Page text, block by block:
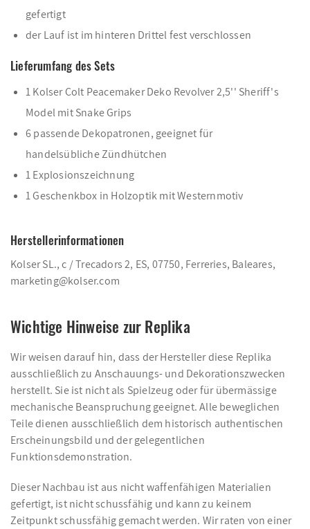
gefertigt
der Lauf ist im hinteren Drittel fest verschlossen
Lieferumfang des Sets
1 Kolser Colt Peacemaker Deko Revolver 2,5'' Sheriff's
Model mit Snake Grips
6 passende Dekopatronen, geeignet für
handelsübliche Zündhütchen
1 Explosionszeichnung
1 Geschenkbox in Holzoptik mit Westernmotiv
Herstellerinformationen
Kolser SL., c / Trecadors 2, ES, 07750, Ferreries, Baleares,
marketing@kolser.com
Wichtige Hinweise zur Replika
Wir weisen darauf hin, dass der Hersteller diese Replika
ausschließlich zu Anschauungs- und Dekorationszwecken
herstellt. Sie ist nicht als Spielzeug oder für übermässige
mechanische Beanspruchung geeignet. Alle beweglichen
Teile dienen ausschließlich dem historisch authentischen
Erscheinungsbild und der gelegentlichen
Funktionsdemonstration.
Dieser Nachbau ist aus nicht waffenfähigen Materialien
gefertigt, ist nicht schussfähig und kann zu keinem
Zeitpunkt schussfähig gemacht werden. Wir raten von einer